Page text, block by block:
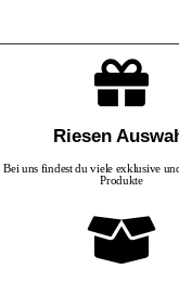
Riesen
Bei uns findest du viele exklusive
Produkte